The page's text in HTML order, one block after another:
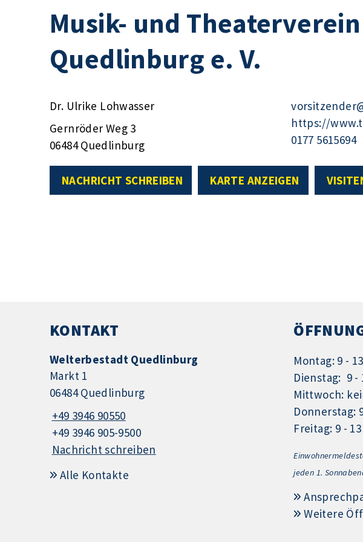
Musik- und Theaterverein
Quedlinburg e. V.
Dr. Ulrike Lohwasser
Gernröder Weg 3
06484 Quedlinburg
https://
0177 5615694
NACHRICHT SCHREIBEN KARTE ANZEIGEN
KONTAKT
Welterbestadt Quedlinburg
Markt 1
06484 Quedlinburg
+49 3946 90550
+49 3946 905-9500
Nachricht schreiben
Alle Kontakte
Montag: 9 -
Dienstag: 9 -
Mittwoch:
Donnerstag:
Freitag: 9 -
jeden 1.
Weitere